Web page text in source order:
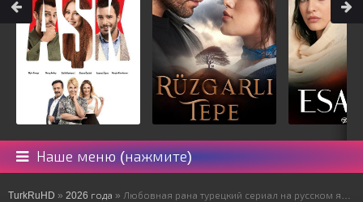
Наше меню (нажмите)
TurkRuHD » 2026 года » Любовная рана турецкий сериал на русском языке все серии смотреть онлайн бесплатно подряд